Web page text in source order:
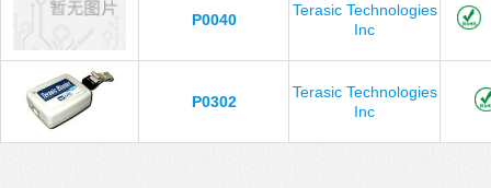
P0040
Terasic Technologies
Inc
P0302
Terasic Technologies
Inc